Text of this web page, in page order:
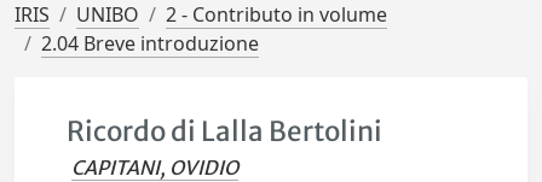
IRIS UNIBO
2 - Contributo in volume
2.04 Breve introduzione
Ricordo di Lalla Bertolini
CAPITANI, OVIDIO